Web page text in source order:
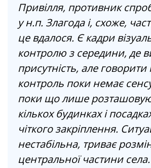
Привілля, противник
у н.п. Злагода і, схоже,
це вдалося. Є кадри
контролю з середини, де
присутність, але
контроль поки немає
поки що лише
кількох будинках і
чіткого закріплення.
нестабільна, триває
центральної частини села.